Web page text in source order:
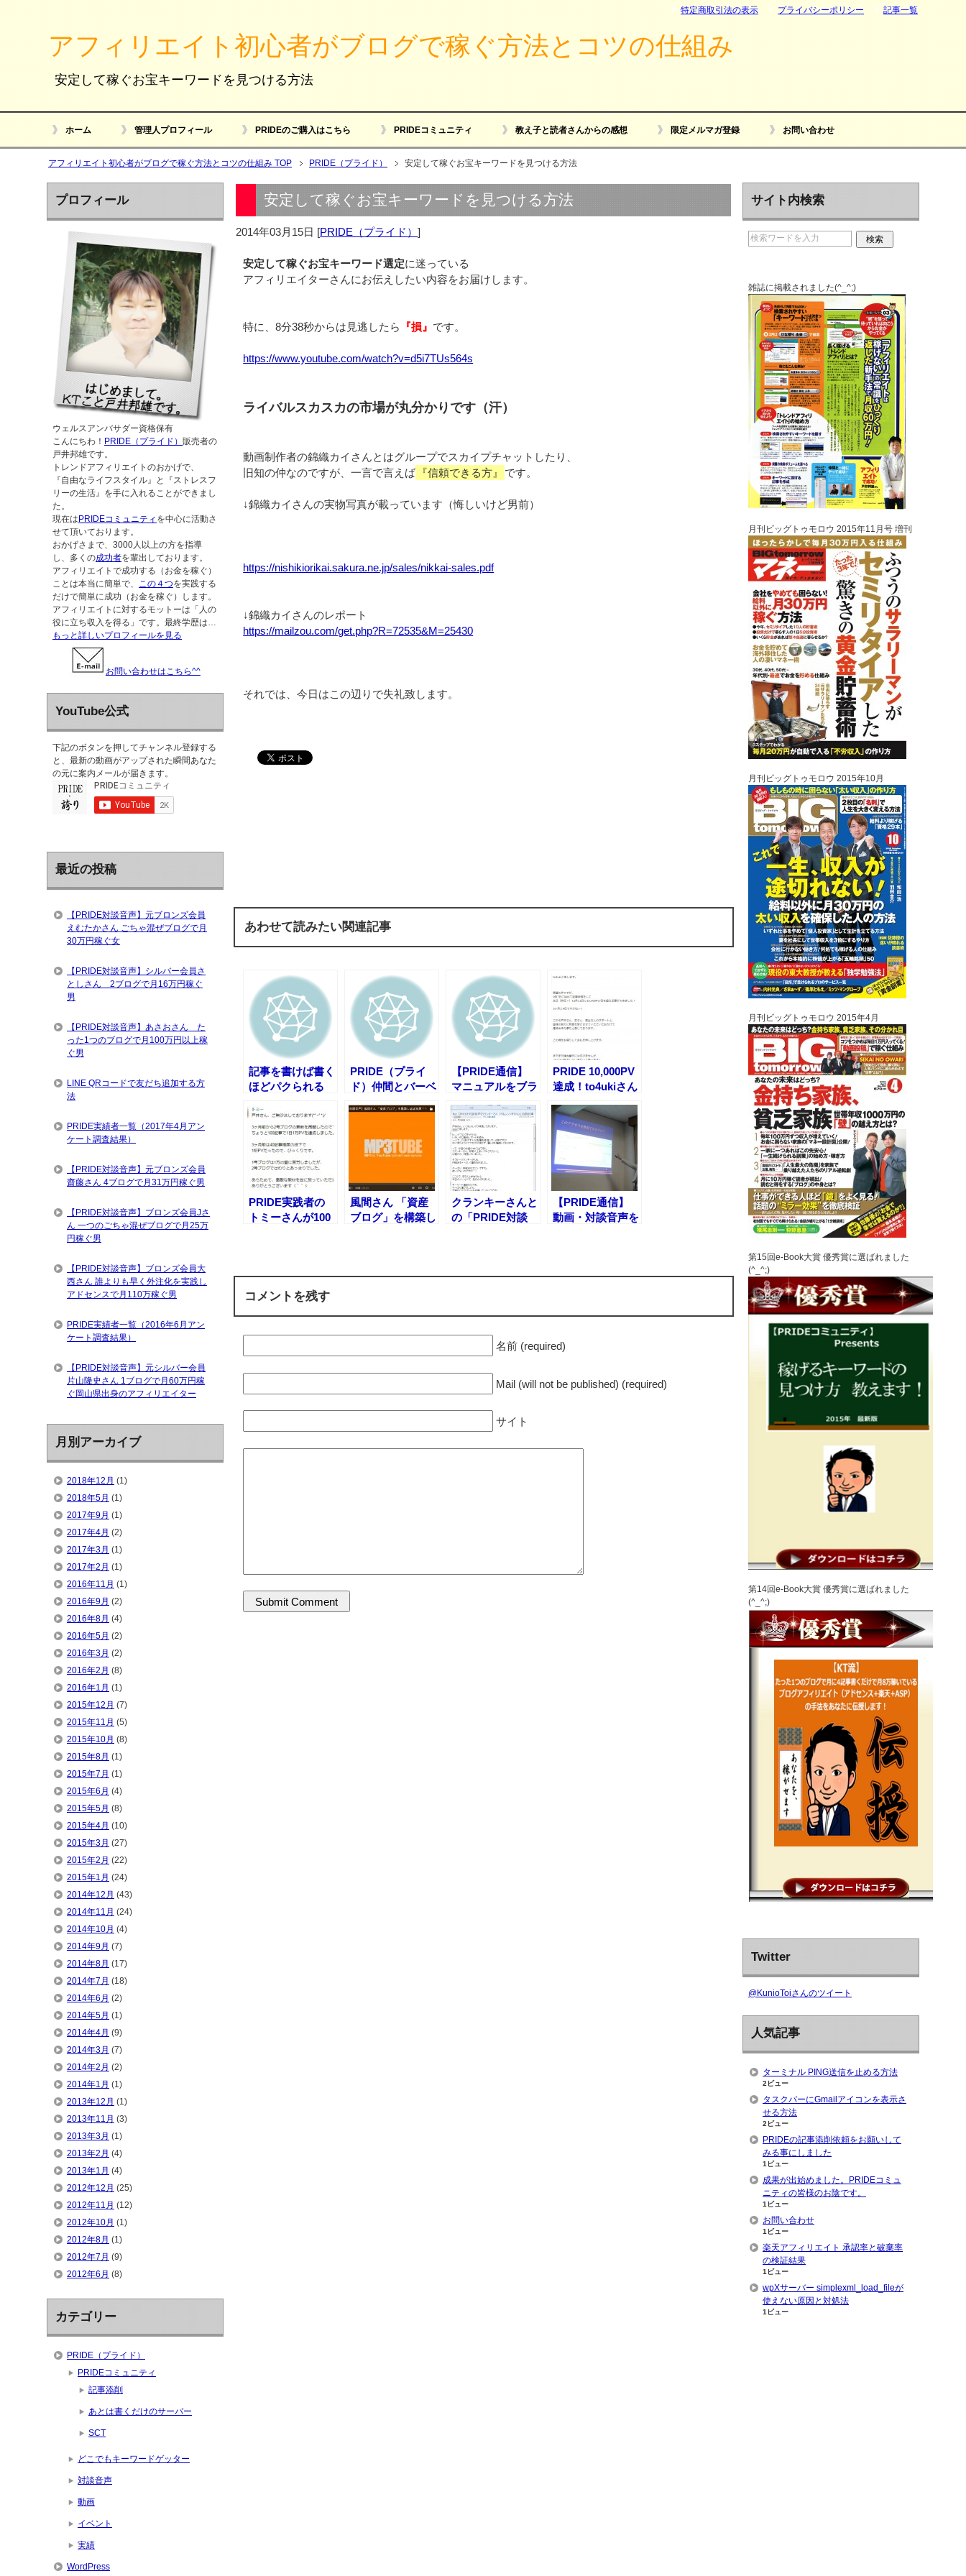
アフィリエイト初心者がブログで稼ぐ方法とコツの仕組み
安定して稼ぐお宝キーワードを見つける方法
ホーム 管理人プロフィール PRIDEのご購入はこちら PRIDEコミュニティ 教え子と読者さんからの感想 限定メルマガ登録 お問い合わせ
アフィリエイト初心者がブログで稼ぐ方法とコツの仕組み TOP PRIDE（プライド） 安定して稼ぐお宝キーワードを見つける方法
安定して稼ぐお宝キーワードを見つける方法
2014年03月15日 [PRIDE（プライド）]
安定して稼ぐお宝キーワード選定に迷っている
アフィリエイターさんにお伝えしたい内容をお届けします。
特に、8分38秒からは見逃したら 『損』 です。
https://www.youtube.com/watch?v=d5i7TUs564s
ライバルスカスカの市場が丸分かりです（汗）
動画制作者の錦織カイさんとはグループでスカイプチャットしたり、
旧知の仲なのですが、一言で言えば
『信頼できる方』 です。
↓錦織カイさんの実物写真が載っています（悔しいけど男前）
https://nishikiorikai.sakura.ne.jp/sales/nikkai-sales.pdf
↓錦織カイさんのレポート
https://mailzou.com/get.php?R=72535&M=25430
それでは、今日はこの辺りで失礼致します。
あわせて読みたい関連記事
記事を書けば書く
ほどパクられる
PRIDE（プライ
ド）仲間とバーベ
た！ 20140622
【PRIDE通信】
マニュアルをブラ
した 20140810
PRIDE 10,000PV
達成！to4ukiさん
PRIDE実践者の
トミーさんが100
風間さん 「資産
ブログ」を構築し
クランキーさんと
の「PRIDE対談
【PRIDE通信】
動画・対談音声を
20150209
コメントを残す
名前 (required)
Mail (will not be published) (required)
サイト
プロフィール
ウェルスアンバサダー資格保有
こんにちわ！ PRIDE（プライド） 販売者の
戸井邦雄です。
トレンドアフィリエイトのおかげで、
『自由なライフスタイル』と『ストレスフ
リーの生活』を手に入れることができまし
た。
現在はPRIDEコミュニティ を中心に活動さ
せて頂いております。
おかげさまで、3000人以上の方を指導
し、多くの成功者を輩出しております。
アフィリエイトで成功する（お金を稼ぐ）
ことは本当に簡単で、
この４つを実践する
だけで簡単に成功（お金を稼ぐ）します。
アフィリエイトに対するモットーは「人の
役に立ち収入を得る」です。最終学歴は…
もっと詳しいプロフィールを見る
お問い合わせはこちら^^
YouTube公式
下記のボタンを押してチャンネル登録する
と、最新の動画がアップされた瞬間あなた
の元に案内メールが届きます。
最近の投稿
【PRIDE対談音声】元ブロンズ会員
えむたかさん ごちゃ混ぜブログで月
30万円稼ぐ女
【PRIDE対談音声】シルバー会員さ
としさん 2ブログで月16万円稼ぐ
男
【PRIDE対談音声】あさおさん た
った1つのブログで月100万円以上稼
ぐ男
LINE QRコードで友だち追加する方
法
PRIDE実績者一覧（2017年4月アン
ケート調査結果）
【PRIDE対談音声】元ブロンズ会員
齋藤さん 4ブログで月31万円稼ぐ男
【PRIDE対談音声】ブロンズ会員Jさ
ん 一つのごちゃ混ぜブログで月25万
円稼ぐ男
【PRIDE対談音声】ブロンズ会員大
西さん 誰よりも早く外注化を実践し
アドセンスで月110万稼ぐ男
PRIDE実績者一覧（2016年6月アン
ケート調査結果）
【PRIDE対談音声】元シルバー会員
片山隆史さん 1ブログで月60万円稼
ぐ岡山県出身のアフィリエイター
月別アーカイブ
2018年12月 (1)
2018年5月 (1)
2017年9月 (1)
2017年4月 (2)
2017年3月 (1)
2017年2月 (1)
2016年11月 (1)
2016年9月 (2)
2016年8月 (4)
2016年5月 (2)
2016年3月 (2)
2016年2月 (8)
2016年1月 (1)
2015年12月 (7)
2015年11月 (5)
2015年10月 (8)
2015年8月 (1)
2015年7月 (1)
2015年6月 (4)
2015年5月 (8)
2015年4月 (10)
2015年3月 (27)
2015年2月 (22)
2015年1月 (24)
2014年12月 (43)
2014年11月 (24)
2014年10月 (4)
2014年9月 (7)
2014年8月 (17)
2014年7月 (18)
2014年6月 (2)
2014年5月 (1)
2014年4月 (9)
2014年3月 (7)
2014年2月 (2)
2014年1月 (1)
2013年12月 (1)
2013年11月 (3)
2013年3月 (1)
2013年2月 (4)
2013年1月 (4)
2012年12月 (25)
2012年11月 (12)
2012年10月 (1)
2012年8月 (1)
2012年7月 (9)
2012年6月 (8)
カテゴリー
PRIDE（プライド）
PRIDEコミュニティ
記事添削
あとは書くだけのサーバー
SCT
どこでもキーワードゲッター
対談音声
動画
イベント
実績
WordPress
サイト内検索
雑誌に掲載されました(^_^;)
月刊ビッグトゥモロウ 2015年11月号 増刊
月刊ビッグトゥモロウ 2015年10月
月刊ビッグトゥモロウ 2015年4月
第15回e-Book大賞 優秀賞に選ばれました
(^_^;)
第14回e-Book大賞 優秀賞に選ばれました
(^_^;)
Twitter
@KunioToiさんのツイート
人気記事
ターミナル PING送信を止める方法
2ビュー
タスクバーにGmailアイコンを表示さ
せる方法
2ビュー
PRIDEの記事添削依頼をお願いして
みる事にしました
1ビュー
成果が出始めました。PRIDEコミュ
ニティの皆様のお陰です。
1ビュー
お問い合わせ
1ビュー
楽天アフィリエイト 承認率と破棄率
の検証結果
1ビュー
wpXサーバー simplexml_load_fileが
使えない原因と対処法
1ビュー
特定商取引法の表示 プライバシーポリシー 記事一覧